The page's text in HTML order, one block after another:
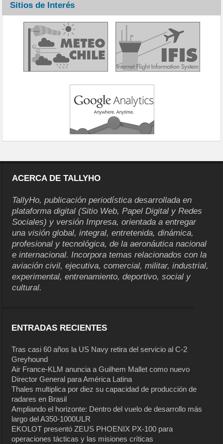
Sitios de Interés
ACERCA DE TALLYHO
TallyHo, publicación periodística desarrollada en
plataforma digital (Sitio Web, Papel Digital y Redes
Sociales) y versión Impresa, orientada a entregar
una visión global, integral, entretenida, dinámica,
profesional y tecnológica, de la aeronáutica nacional
e internacional. Incorpora temas relacionados con la
aviación civil, ejecutiva, comercial, militar, industrial,
experimental, entrenamiento, deportivo, social y
cultural.
ENTRADAS RECIENTES
Tras casi 60 años la US Navy retira del servicio al C-2
Greyhound
Air France-KLM anuncia a Guilhem Mallet como nuevo
Director General para América Latina
Thales multiplica por diez su capacidad de producción de
radares en Brasil
Ampliando el horizonte: Dentro del vuelo de desarrollo más
largo del A350-1000ULR
EKOLOT presentó ZEUS PHOENIX PX-100 para
operaciones tácticas y las misiones críticas